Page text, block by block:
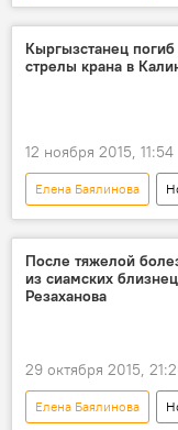
Общество
Министерство
гражданин
Кыргызстанец
стрелы крана в
12 ноября 2015, 11:54
Елена Баялинова
Происшествия
гибель
После тяжелой
из сиамских
Резаханова
29 октября 2015,
Елена Баялинова